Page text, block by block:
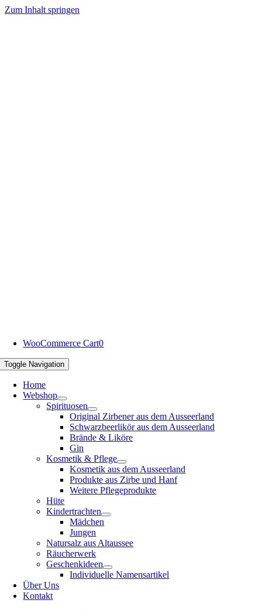
Zum Inhalt springen
WooCommerce Cart0
Toggle Navigation
Home
Webshop
Spirituosen
Original Zirbener aus dem Ausseerland
Schwarzbeerlikör aus dem Ausseerland
Brände & Liköre
Gin
Kosmetik & Pflege
Kosmetik aus dem Ausseerland
Produkte aus Zirbe und Hanf
Weitere Pflegeprodukte
Hüte
Kindertrachten
Mädchen
Jungen
Natursalz aus Altaussee
Räucherwerk
Geschenkideen
Individuelle Namensartikel
Über Uns
Kontakt